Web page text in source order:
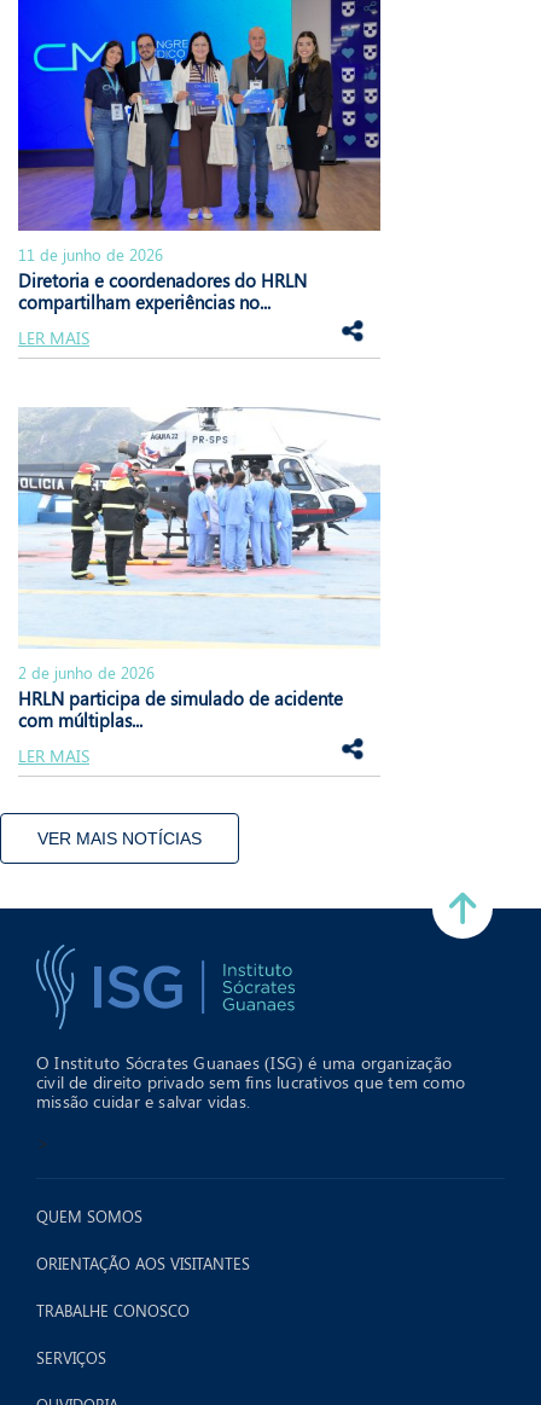
11 de junho de 2026
Diretoria e coordenadores do HRLN
compartilham experiências no...
LER MAIS
2 de junho de 2026
HRLN participa de simulado de acidente
com múltiplas...
LER MAIS
VER MAIS NOTÍCIAS
O Instituto Sócrates Guanaes (ISG) é uma organização
civil de direito privado sem fins lucrativos que tem como
missão cuidar e salvar vidas.
>
QUEM SOMOS
ORIENTAÇÃO AOS VISITANTES
TRABALHE CONOSCO
SERVIÇOS